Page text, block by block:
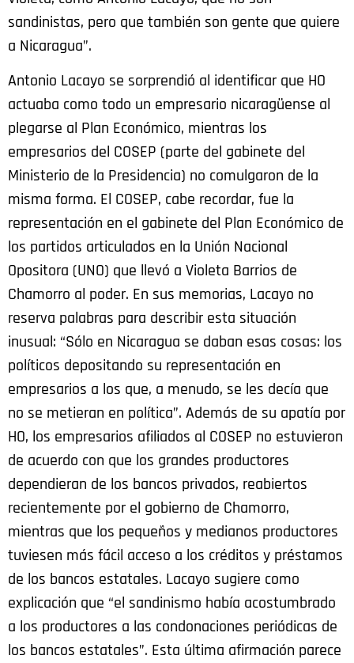
sandinistas, pero que también son gente que quiere
a Nicaragua”.
Antonio Lacayo se sorprendió al identificar que HO
actuaba como todo un empresario nicaragüense al
plegarse al Plan Económico, mientras los
empresarios del COSEP (parte del gabinete del
Ministerio de la Presidencia) no comulgaron de la
misma forma. El COSEP, cabe recordar, fue la
representación en el gabinete del Plan Económico de
los partidos articulados en la Unión Nacional
Opositora (UNO) que llevó a Violeta Barrios de
Chamorro al poder. En sus memorias, Lacayo no
reserva palabras para describir esta situación
inusual: “Sólo en Nicaragua se daban esas cosas: los
políticos depositando su representación en
empresarios a los que, a menudo, se les decía que
no se metieran en política”. Además de su apatía por
HO, los empresarios afiliados al COSEP no estuvieron
de acuerdo con que los grandes productores
dependieran de los bancos privados, reabiertos
recientemente por el gobierno de Chamorro,
mientras que los pequeños y medianos productores
tuviesen más fácil acceso a los créditos y préstamos
de los bancos estatales. Lacayo sugiere como
explicación que “el sandinismo había acostumbrado
a los productores a las condonaciones periódicas de
los bancos estatales”. Esta última afirmación parece